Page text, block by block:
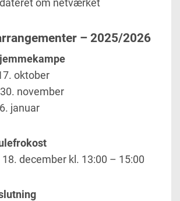
om netværket
– 2025/2026
oktober
november
januar
18. december kl. 13:00 – 15:00